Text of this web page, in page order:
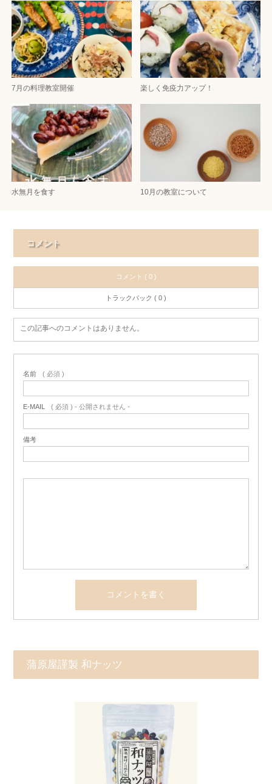
7月の料理教室開催 楽しく免疫力アップ！
水無月を食す 10月の教室について
コメント
コメント ( 0 )
トラックバック ( 0 )
この記事へのコメントはありません。
名前 ( 必須 )
E-MAIL ( 必須 ) - 公開されません -
備考
蒲原屋謹製 和ナッツ